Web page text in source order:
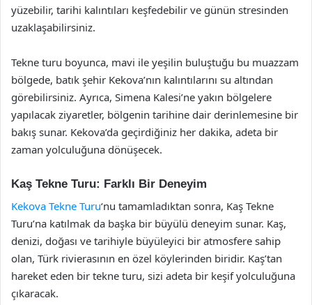
yüzebilir, tarihi kalıntıları keşfedebilir ve günün stresinden
uzaklaşabilirsiniz.
Tekne turu boyunca, mavi ile yeşilin buluştuğu bu muazzam
bölgede, batık şehir Kekova’nın kalıntılarını su altından
görebilirsiniz. Ayrıca, Simena Kalesi’ne yakın bölgelere
yapılacak ziyaretler, bölgenin tarihine dair derinlemesine bir
bakış sunar. Kekova’da geçirdiğiniz her dakika, adeta bir
zaman yolculuğuna dönüşecek.
Kaş Tekne Turu: Farklı Bir Deneyim
Kekova Tekne Turu‘nu tamamladıktan sonra, Kaş Tekne
Turu’na katılmak da başka bir büyülü deneyim sunar. Kaş,
denizi, doğası ve tarihiyle büyüleyici bir atmosfere sahip
olan, Türk rivierasının en özel köylerinden biridir. Kaş’tan
hareket eden bir tekne turu, sizi adeta bir keşif yolculuğuna
çıkaracak.